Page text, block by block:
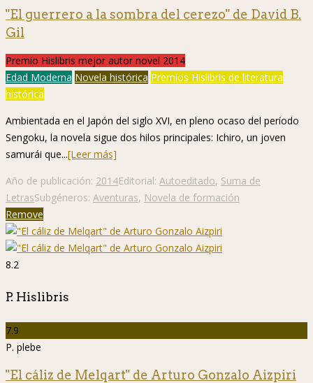
"El guerrero a la sombra del cerezo" de David B.
Gil
Premio Hislibris mejor autor novel 2014
Edad Moderna Novela histórica Premios Hislibris de literatura
histórica
Ambientada en el Japón del siglo XVI, en pleno ocaso del período
Sengoku, la novela sigue dos hilos principales: Ichiro, un joven
samurái que...[Leer más]
Año de publicación: 2014Editorial: Autoeditado, Suma de
LetrasSubgéneros: Aventuras, Novela de formación
Remove
8.2
P. Hislibris
7.9
P. plebe
"El cáliz de Melqart" de Arturo Gonzalo Aizpiri